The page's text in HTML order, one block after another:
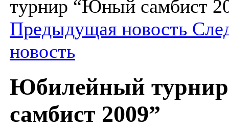
турнир “Юный самбист
Предыдущая новость
новость
Юбилейный
самбист 2009”